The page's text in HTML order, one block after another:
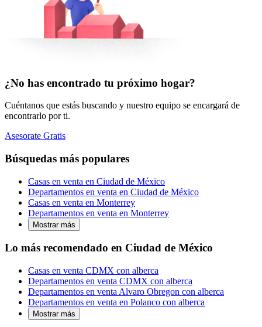
¿No has encontrado tu próximo hogar?
Cuéntanos que estás buscando y nuestro equipo se encargará de
encontrarlo por ti.
Asesorate Gratis
Búsquedas más populares
Casas en venta en Ciudad de México
Departamentos en venta en Ciudad de México
Casas en venta en Monterrey
Departamentos en venta en Monterrey
Mostrar más
Lo más recomendado en Ciudad de México
Casas en venta CDMX con alberca
Departamentos en venta CDMX con alberca
Departamentos en venta Alvaro Obregon con alberca
Departamentos en venta en Polanco con alberca
Mostrar más